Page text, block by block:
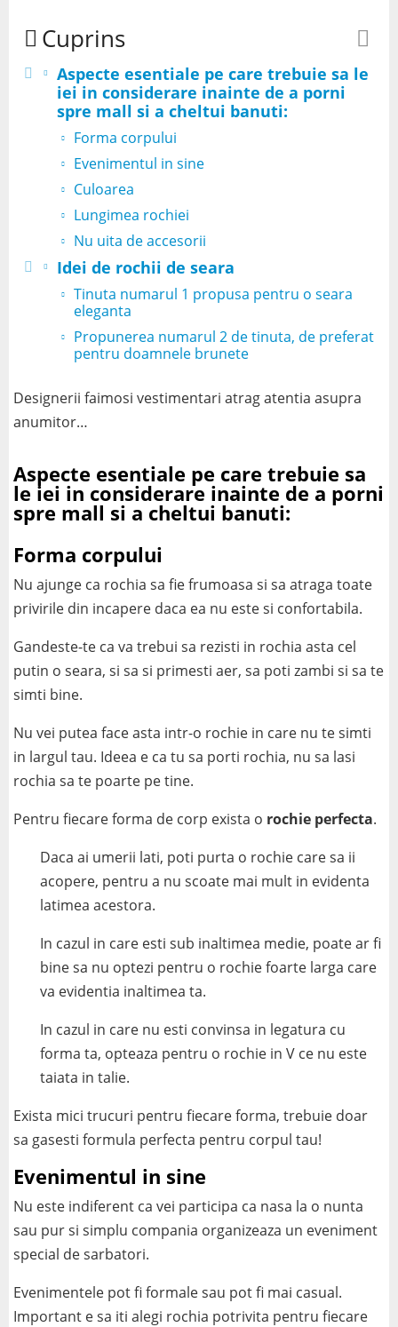
Cuprins
Aspecte esentiale pe care trebuie sa le
iei in considerare inainte de a porni
spre mall si a cheltui banuti:
Forma corpului
Evenimentul in sine
Culoarea
Lungimea rochiei
Nu uita de accesorii
Idei de rochii de seara
Tinuta numarul 1 propusa pentru o seara
eleganta
Propunerea numarul 2 de tinuta, de preferat
pentru doamnele brunete
Designerii faimosi vestimentari atrag atentia asupra
anumitor…
Aspecte esentiale pe care trebuie sa
le iei in considerare inainte de a porni
spre mall si a cheltui banuti:
Forma corpului
Nu ajunge ca rochia sa fie frumoasa si sa atraga toate
privirile din incapere daca ea nu este si confortabila.
Gandeste-te ca va trebui sa rezisti in rochia asta cel
putin o seara, si sa si primesti aer, sa poti zambi si sa te
simti bine.
Nu vei putea face asta intr-o rochie in care nu te simti
in largul tau. Ideea e ca tu sa porti rochia, nu sa lasi
rochia sa te poarte pe tine.
Pentru fiecare forma de corp exista o rochie perfecta.
Daca ai umerii lati, poti purta o rochie care sa ii
acopere, pentru a nu scoate mai mult in evidenta
latimea acestora.
In cazul in care esti sub inaltimea medie, poate ar fi
bine sa nu optezi pentru o rochie foarte larga care
va evidentia inaltimea ta.
In cazul in care nu esti convinsa in legatura cu
forma ta, opteaza pentru o rochie in V ce nu este
taiata in talie.
Exista mici trucuri pentru fiecare forma, trebuie doar
sa gasesti formula perfecta pentru corpul tau!
Evenimentul in sine
Nu este indiferent ca vei participa ca nasa la o nunta
sau pur si simplu compania organizeaza un eveniment
special de sarbatori.
Evenimentele pot fi formale sau pot fi mai casual.
Important e sa iti alegi rochia potrivita pentru fiecare